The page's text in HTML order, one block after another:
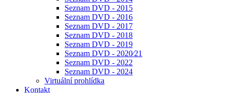
Seznam DVD - 2015
Seznam DVD - 2016
Seznam DVD - 2017
Seznam DVD - 2018
Seznam DVD - 2019
Seznam DVD - 2020⁄21
Seznam DVD - 2022
Seznam DVD - 2024
Virtuální prohlídka
Kontakt